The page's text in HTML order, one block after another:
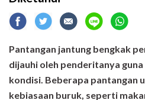
Pantangan jantung bengkak
dijauhi oleh penderitanya
kondisi. Beberapa pantangan
kebiasaan buruk, seperti